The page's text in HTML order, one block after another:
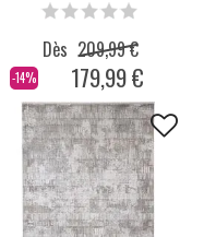
-14%
Dès 209,99 €
179,99 €